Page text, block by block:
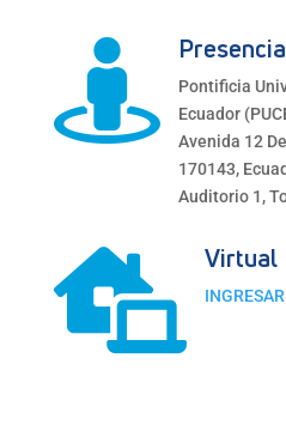

Pontificia
Ecuador
Avenida 12
170143,
Auditorio 1,
 Virtual